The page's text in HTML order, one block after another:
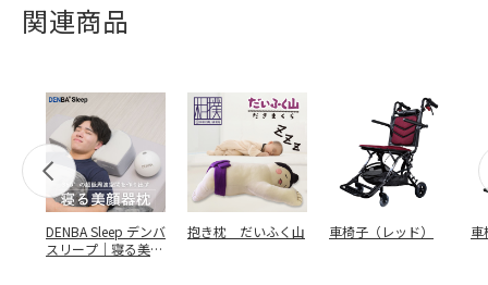
関連商品
DENBA Sleep デンバ
スリープ｜寝る美顔
抱き枕 だいふく山 車椅子（レッド） 車